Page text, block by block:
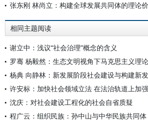
张东刚 林尚立：构建全球发展共同体的理论
相同主题阅读
谢立中：浅议“社会治理”概念的含义
罗骞 杨毅然：生态文明视角下马克思主义理
杨典 向静林：新发展阶段社会建设与构建新
许安标：加快社会领域立法 在法治轨道上加
沈庆：对社会建设工程化的社会自省质疑
程广云：组织民族：孙中山与中华民族共同体